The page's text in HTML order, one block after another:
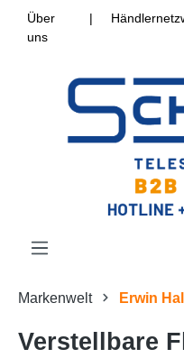
Über
uns
|
Markenwelt Erwin
Verstellbare